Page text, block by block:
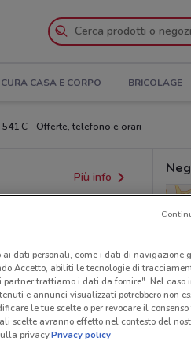
CURA CASA E CORPO BRICOLAGE
C - Offerte, telefono e orari
Più info
Verifica l’accuratezza
dati personali, come i dati di navigazione
Accetto, abiliti le tecnologie di
trattiamo i dati da fornire". Nel caso
e annunci visualizzati potrebbero non
le tue scelte o per revocare il
scelte avranno effetto nel contesto del
privacy.Privacy policy